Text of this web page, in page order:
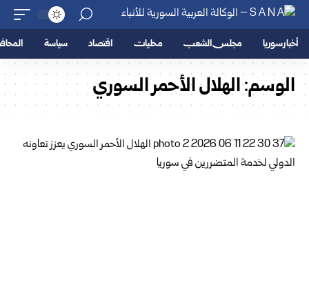
أخبار سوريا مجلس الشعب محليات اقتصاد سياسة
الوسم:الهلال الأحمر السوري